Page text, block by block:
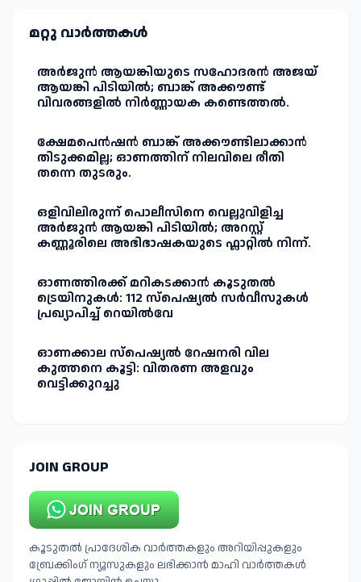
മറ്റു വാർത്തകള്‍
അർജുൻ ആയങ്കിയുടെ സഹോദരൻ അജയ്
ആയങ്കി പിടിയിൽ; ബാങ്ക് അക്കൗണ്ട്
വിവരങ്ങളിൽ നിർണ്ണായക കണ്ടെത്തൽ.
ക്ഷേമപെൻഷൻ ബാങ്ക് അക്കൗണ്ടിലാക്കാൻ
തിടുക്കമില്ല; ഓണത്തിന് നിലവിലെ രീതി
തന്നെ തുടരും.
ഒളിവിലിരുന്ന് പൊലീസിനെ വെല്ലുവിളിച്ച
അർജുൻ ആയങ്കി പിടിയിൽ; അറസ്റ്റ്
കണ്ണൂരിലെ അഭിഭാഷകയുടെ ഫ്ലാറ്റിൽ നിന്ന്.
ഓണത്തിരക്ക് മറികടക്കാൻ കൂടുതൽ
ട്രെയിനുകൾ: 112 സ്പെഷ്യൽ സർവീസുകൾ
പ്രഖ്യാപിച്ച് റെയിൽവേ
ഓണക്കാല സ്പെഷ്യൽ റേഷനരി വില
കുത്തനെ കൂട്ടി: വിതരണ അളവും
വെട്ടിക്കുറച്ചു
JOIN GROUP
കൂടുതൽ പ്രാദേശിക വാർത്തകളും അറിയിപ്പുകളും
ബ്രേക്കിംഗ് ന്യൂസുകളും ലഭിക്കാൻ മാഹി വാർത്തകൾ